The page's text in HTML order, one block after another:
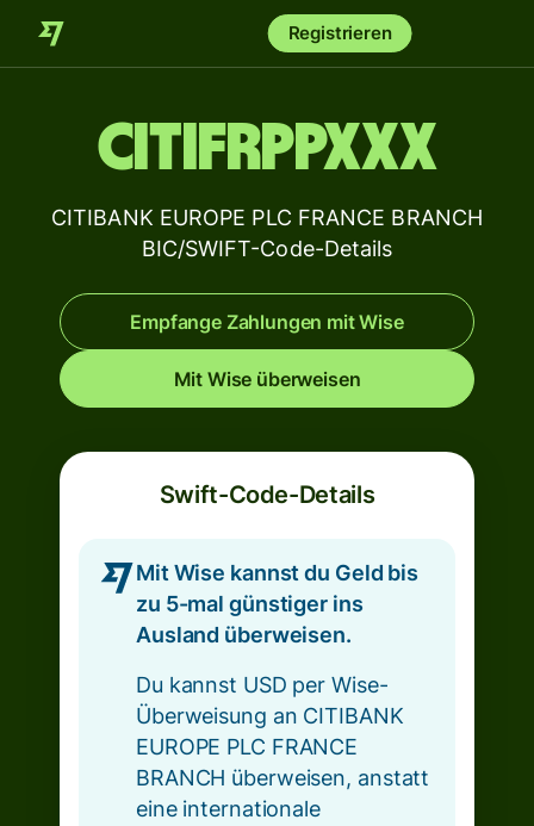
Registrieren
CITIFRPPXXX
CITIBANK EUROPE PLC FRANCE BRANCH
BIC/SWIFT-Code-Details
Empfange Zahlungen mit Wise
Mit Wise überweisen
Swift-Code-Details
Mit Wise kannst du Geld bis
zu 5-mal günstiger ins
Ausland überweisen.
Du kannst USD per Wise-
Überweisung an CITIBANK
EUROPE PLC FRANCE
BRANCH überweisen, anstatt
eine internationale